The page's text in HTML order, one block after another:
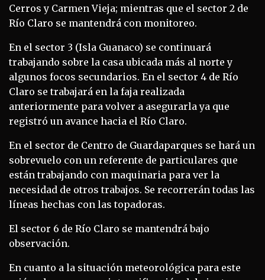
Cerros y Carmen Vieja; mientras que el sector 2 de
Río Claro se mantendrá con monitoreo.
En el sector 3 (Isla Guanaco) se continuará
trabajando sobre la casa ubicada más al norte y
algunos focos secundarios. En el sector 4 de Río
Claro se trabajará en la faja realizada
anteriormente para volver a asegurarla ya que
registró un avance hacia el Río Claro.
En el sector de Centro de Guardaparques se hará un
sobrevuelo con un referente de particulares que
están trabajando con maquinaria para ver la
necesidad de otros trabajos. Se recorrerán todas las
líneas hechas con las topadoras.
El sector 6 de Río Claro se mantendrá bajo
observación.
En cuanto a la situación meteorológica para este